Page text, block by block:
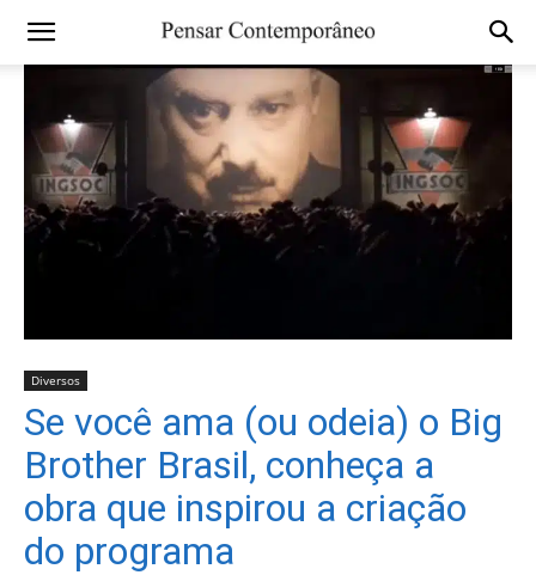
Diversos
Se você ama (ou odeia) o Big
Brother Brasil, conheça a
obra que inspirou a criação
do programa